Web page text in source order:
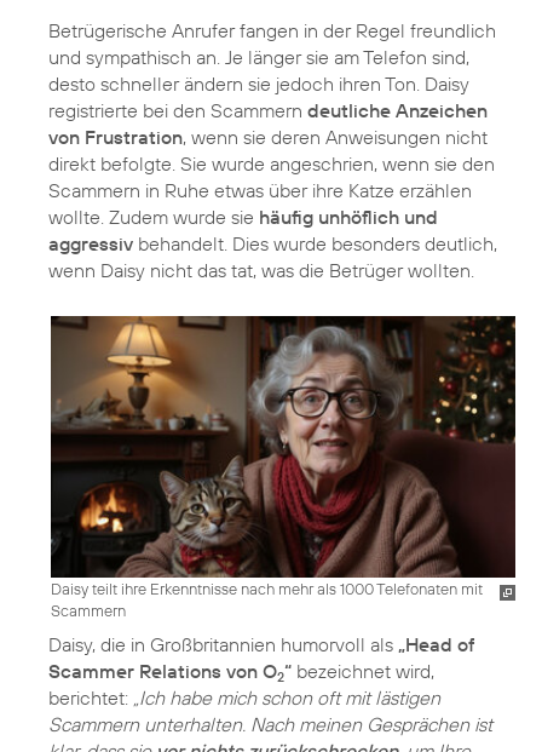
Betrügerische Anrufer fangen in der Regel freundlich
und sympathisch an. Je länger sie am Telefon sind,
desto schneller ändern sie jedoch ihren Ton. Daisy
registrierte bei den Scammern deutliche Anzeichen
von Frustration, wenn sie deren Anweisungen nicht
direkt befolgte. Sie wurde angeschrien, wenn sie den
Scammern in Ruhe etwas über ihre Katze erzählen
wollte. Zudem wurde sie häufig unhöflich und
aggressiv behandelt. Dies wurde besonders deutlich,
wenn Daisy nicht das tat, was die Betrüger wollten.
Daisy teilt ihre Erkenntnisse nach mehr als 1000 Telefonaten mit
Scammern
Daisy, die in Großbritannien humorvoll als „Head of
Scammer Relations von O2“ bezeichnet wird,
berichtet: „Ich habe mich schon oft mit lästigen
Scammern unterhalten. Nach meinen Gesprächen ist